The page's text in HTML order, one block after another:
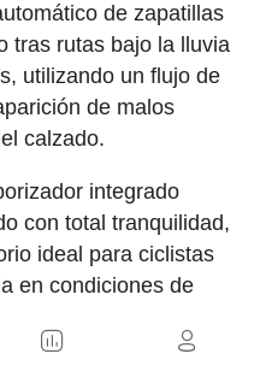
de zapatillas
tras rutas bajo la lluvia
utilizando un flujo de
de malos
calzado.
integrado
con total tranquilidad,
ideal para ciclistas
en condiciones de